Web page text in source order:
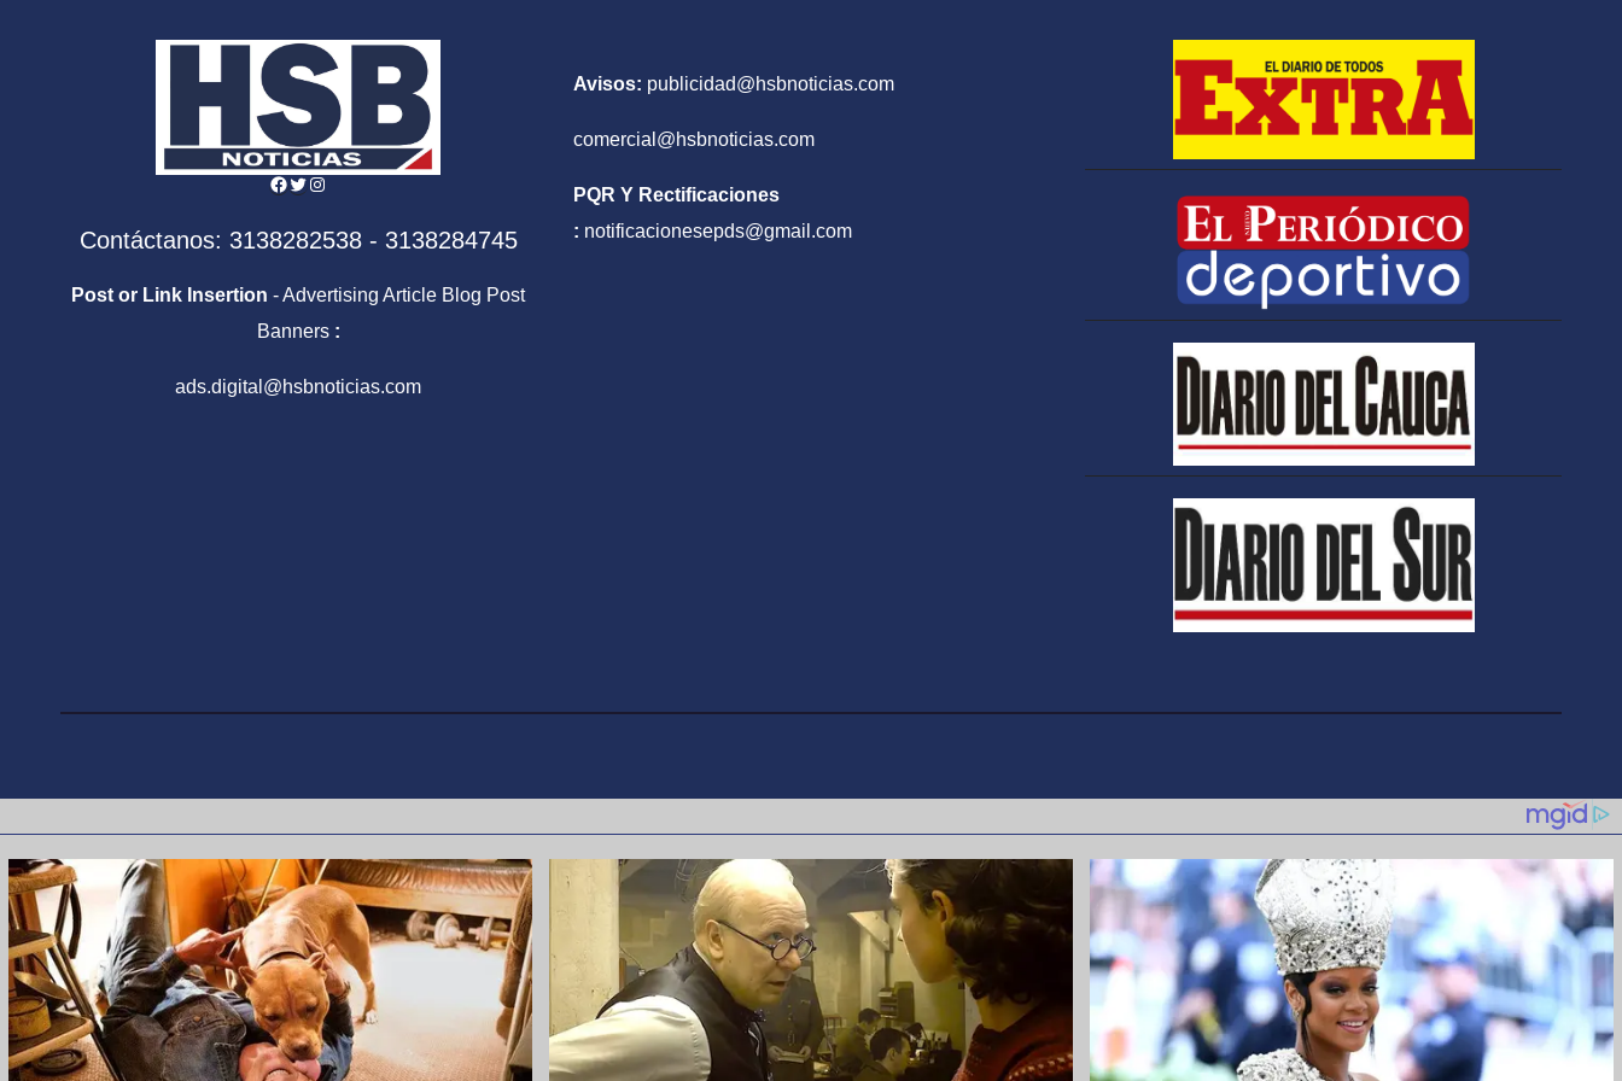
Facebook
Twitter
Instagram
Contáctanos: 3138282538 - 3138284745
Post or Link Insertion - Advertising Article Blog Post
Banners :
ads.digital@hsbnoticias.com
Avisos: publicidad@hsbnoticias.com
comercial@hsbnoticias.com
PQR Y Rectificaciones
: notificacionesepds@gmail.com